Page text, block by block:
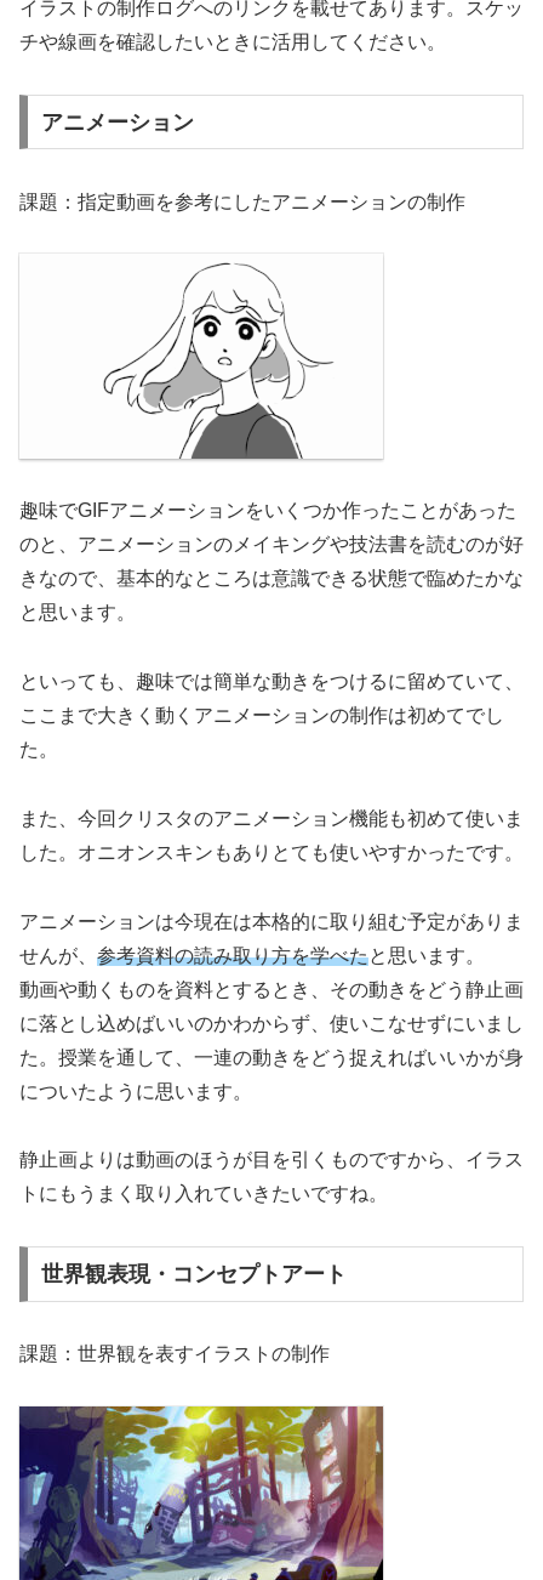
イラストの制作ログへのリンクを載せてあります。スケッ
チや線画を確認したいときに活用してください。
アニメーション
課題：指定動画を参考にしたアニメーションの制作
趣味でGIFアニメーションをいくつか作ったことがあった
のと、アニメーションのメイキングや技法書を読むのが好
きなので、基本的なところは意識できる状態で臨めたかな
と思います。
といっても、趣味では簡単な動きをつけるに留めていて、
ここまで大きく動くアニメーションの制作は初めてでし
た。
また、今回クリスタのアニメーション機能も初めて使いま
した。オニオンスキンもありとても使いやすかったです。
アニメーションは今現在は本格的に取り組む予定がありま
せんが、 参考資料の読み取り方を学べたと思います。
動画や動くものを資料とするとき、その動きをどう静止画
に落とし込めばいいのかわからず、使いこなせずにいまし
た。授業を通して、一連の動きをどう捉えればいいかが身
についたように思います。
静止画よりは動画のほうが目を引くものですから、イラス
トにもうまく取り入れていきたいですね。
世界観表現・コンセプトアート
課題：世界観を表すイラストの制作